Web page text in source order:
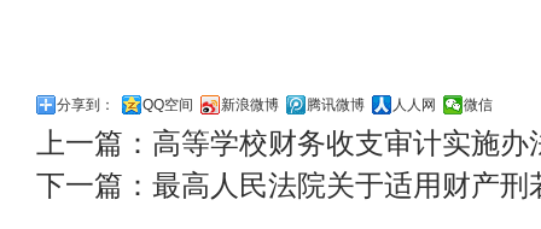
分享到： QQ空间 新浪微博 腾讯微博 人人网 微信
上一篇： 高等学校财务收支审计实施办
下一篇： 最高人民法院关于适用财产刑